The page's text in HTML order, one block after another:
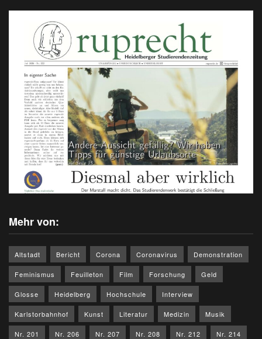
Mehr von:
Altstadt Bericht Corona Coronavirus Demonstration
Feminismus Feuilleton Film Forschung Geld
Glosse Heidelberg Hochschule Interview
Karlstorbahnhof Kunst Literatur Medizin Musik
Nr. 201 Nr. 206 Nr. 207 Nr. 208 Nr. 212 Nr. 214